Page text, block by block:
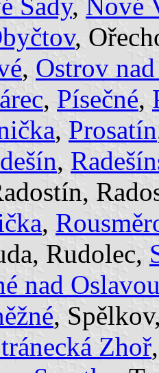
,
, Ostrov
, Písečné,
, Prosatín
,
,
Rudolec,
nad
,
Zhoř